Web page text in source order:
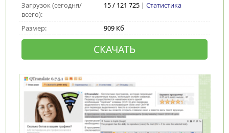
Загрузок (сегодня/
всего):
15 / 121 725 | Статистика
Размер: 909 Кб
СКАЧАТЬ